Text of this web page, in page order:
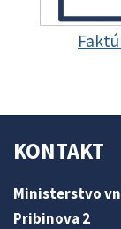
KONTAKT
Ministerstvo
Pribinova 2